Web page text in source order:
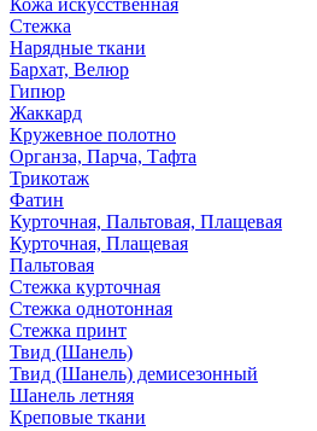
Кожа искусственная
Стежка
Нарядные ткани
Бархат, Велюр
Гипюр
Жаккард
Кружевное полотно
Органза, Парча, Тафта
Трикотаж
Фатин
Курточная, Пальтовая, Плащевая
Курточная, Плащевая
Пальтовая
Стежка курточная
Стежка однотонная
Стежка принт
Твид (Шанель)
Твид (Шанель) демисезонный
Шанель летняя
Креповые ткани